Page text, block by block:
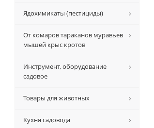
Ядохимикаты (пестициды)
От комаров тараканов муравьев
мышей крыс кротов
Инструмент, оборудование
садовое
Товары для животных
Кухня садовода